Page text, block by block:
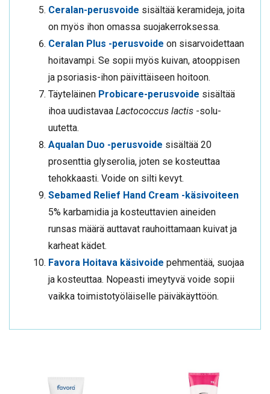
Ceralan-perusvoide sisältää keramideja, joita
on myös ihon omassa suojakerroksessa.
Ceralan Plus -perusvoide on sisarvoidettaan
hoitavampi. Se sopii myös kuivan, atooppisen
ja psoriasis-ihon päivittäiseen hoitoon.
Täyteläinen Probicare-perusvoide sisältää
ihoa uudistavaa Lactococcus lactis -solu-
uutetta.
Aqualan Duo -perusvoide sisältää 20
prosenttia glyserolia, joten se kosteuttaa
tehokkaasti. Voide on silti kevyt.
Sebamed Relief Hand Cream -käsivoiteen
5% karbamidia ja kosteuttavien aineiden
runsas määrä auttavat rauhoittamaan kuivat ja
karheat kädet.
Favora Hoitava käsivoide pehmentää, suojaa
ja kosteuttaa. Nopeasti imeytyvä voide sopii
vaikka toimistotyöläiselle päiväkäyttöön.